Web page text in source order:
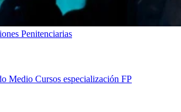
Penitenciarias
Medio Cursos especialización FP